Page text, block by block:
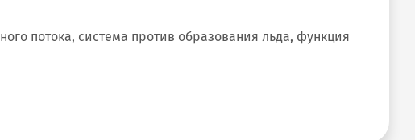
потока, система против образования льда, функция